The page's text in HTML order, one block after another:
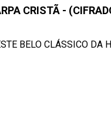
CRISTÃ -
BELO CLÁSSICO DA